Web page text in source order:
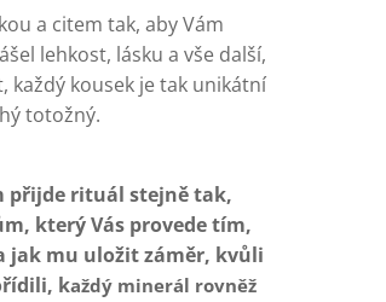
a citem tak, aby Vám
lehkost, lásku a vše další,
kousek je tak unikátní
totožný.
přijde rituál stejně tak,
který Vás provede tím,
jak mu uložit záměr, kvůli
každý minerál rovněž